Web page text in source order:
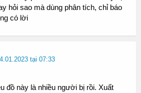
hỏi sao mà dùng phân tích, chỉ báo
có lời
tại 07:33
đồ này là nhiều người bị rồi. Xuất